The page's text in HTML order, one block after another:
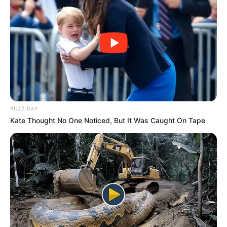
Μην σκέφτεστε για δηλητήρια που προκαλούν καρκίνο,
δυσλειτουργία του ανοσοποιητικού συστήματος και
άνοια, όπως το glyphosate ή το dicamba. Heck, οι
περισσότεροι GTO στην Αμερική έχουν δημιουργηθεί για
να αντέχουν ασυνήθιστα ποσά θανατηφόρων
BUZZ DAY
Kate Thought No One Noticed, But It Was Caught On Tape